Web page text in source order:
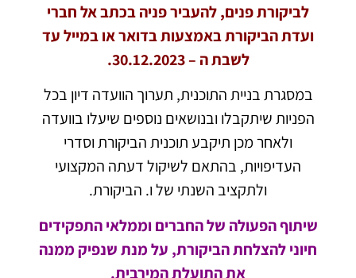
לביקורת פנים, להעביר פניה בכתב אל חברי
ועדת הביקורת באמצעות בדואר או במייל עד
לשבת ה – 30.12.2023.
במסגרת בניית התוכנית, תערוך הוועדה דיון בכל
הפניות שיתקבלו ובנושאים נוספים שיעלו בוועדה
ולאחר מכן תיקבע תוכנית הביקורת וסדרי
העדיפויות, בהתאם לשיקול דעתה המקצועי
ולתקציב השנתי של ו. הביקורת.
שיתוף הפעולה של החברים וממלאי התפקידים
חיוני להצלחת הביקורת, על מנת שנפיק ממנה
את התועלת המירבית.